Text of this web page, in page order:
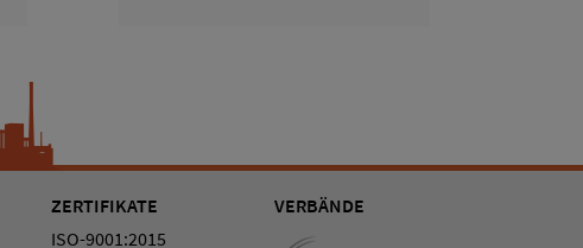
ZERTIFIKATE
ISO-9001:2015
VERBÄNDE